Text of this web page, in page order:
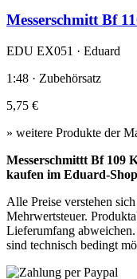
Messerschmitt Bf
EDU EX051 · Eduard
1:48 · Zubehörsatz
5,75 €
» weitere Produkte der
Messerschmittt Bf 109
kaufen im Eduard-
Alle Preise verstehen
Mehrwertsteuer.
Lieferumfang
sind technisch bedingt